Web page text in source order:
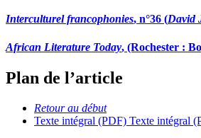
Interculturel francophonies, n°36 (David
African Literature Today, (Rochester :
Plan de l’article
Retour au début
Texte intégral (PDF) Texte intégral